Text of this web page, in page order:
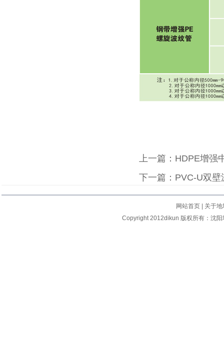
上一篇： HDPE增强
下一篇： PVC-U双壁
网站首页
关于地
Copyright 2012dikun 版权所有：沈